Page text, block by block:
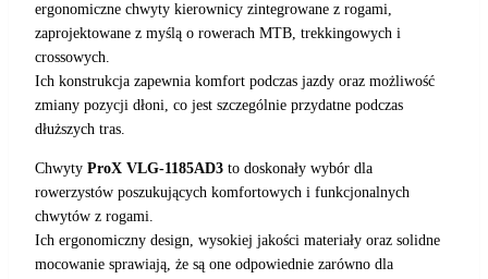
ergonomiczne chwyty kierownicy zintegrowane z rogami,
zaprojektowane z myślą o rowerach MTB, trekkingowych i
crossowych.
Ich konstrukcja zapewnia komfort podczas jazdy oraz możliwość
zmiany pozycji dłoni, co jest szczególnie przydatne podczas
dłuższych tras.
Chwyty ProX VLG-1185AD3 to doskonały wybór dla
rowerzystów poszukujących komfortowych i funkcjonalnych
chwytów z rogami.
Ich ergonomiczny design, wysokiej jakości materiały oraz solidne
mocowanie sprawiają, że są one odpowiednie zarówno dla